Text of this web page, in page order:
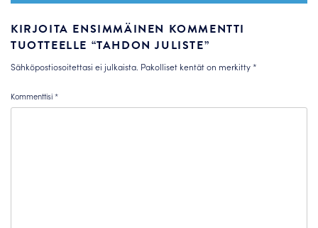
KIRJOITA ENSIMMÄINEN KOMMENTTI
TUOTTEELLE “TAHDON JULISTE”
Sähköpostiosoitettasi ei julkaista. Pakolliset kentät on merkitty*
Kommenttisi*